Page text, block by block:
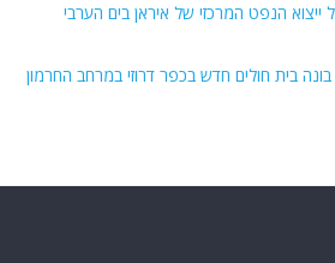
הנפט המרכזי של איראן בים הערבי
בית חולים חדש בכפר דרוזי במרחב החרמון